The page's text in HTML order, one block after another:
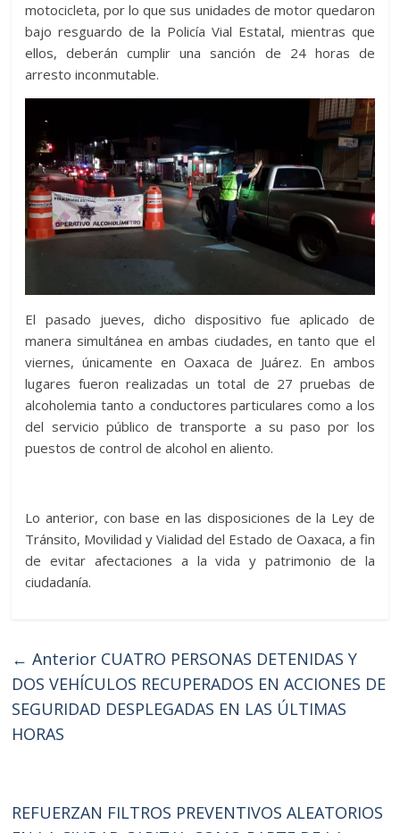
motocicleta, por lo que sus unidades de motor quedaron
bajo resguardo de la Policía Vial Estatal, mientras que
ellos, deberán cumplir una sanción de 24 horas de
arresto inconmutable.
El pasado jueves, dicho dispositivo fue aplicado de
manera simultánea en ambas ciudades, en tanto que el
viernes, únicamente en Oaxaca de Juárez. En ambos
lugares fueron realizadas un total de 27 pruebas de
alcoholemia tanto a conductores particulares como a los
del servicio público de transporte a su paso por los
puestos de control de alcohol en aliento.
Lo anterior, con base en las disposiciones de la Ley de
Tránsito, Movilidad y Vialidad del Estado de Oaxaca, a fin
de evitar afectaciones a la vida y patrimonio de la
ciudadanía.
← Anterior CUATRO PERSONAS DETENIDAS Y
DOS VEHÍCULOS RECUPERADOS EN ACCIONES DE
SEGURIDAD DESPLEGADAS EN LAS ÚLTIMAS
HORAS
REFUERZAN FILTROS PREVENTIVOS ALEATORIOS